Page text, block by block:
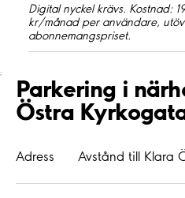
Digital nyckel krävs. Kostnad:
kr/månad per användare,
abonnemangspriset.
;
Parkering i
Östra
Adress Avstånd till Klara